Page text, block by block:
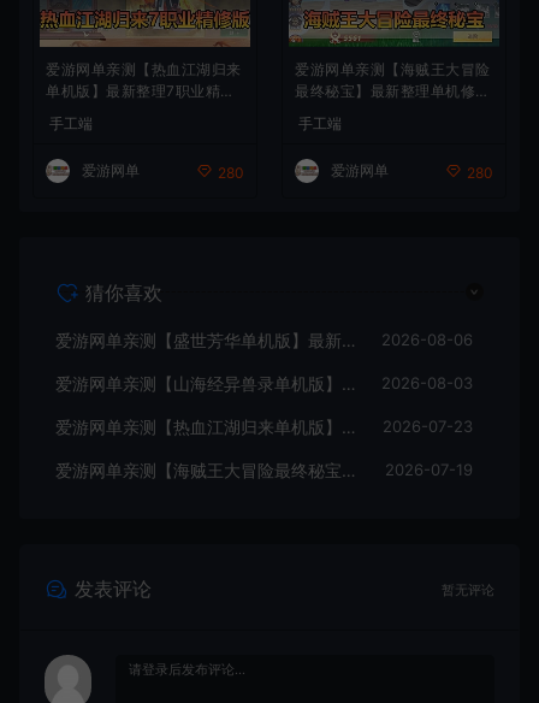
爱游网单亲测【热血江湖归来
单机版】最新整理7职业精修
多项修复 带网页GM物品后台
代金券内购 虚拟机一键端视
频安装教学+手工端文本教学
手工端
爱游网单 280
爱游网单亲测【海贼王大冒险
最终秘宝】最新整理单机修复
版 带网页GM充值物品后台
回合制抽卡模拟器手游 虚拟
机一键端视频教学+手工端文
本教学
手工端
爱游网单 280
猜你喜欢
爱游网单亲测【盛世芳华单机版】最新整理宫斗养成回合抽卡多区跨服代金券内购虚拟机一键端视频教学+linux手工外网端文本教学 2026-08-06
爱游网单亲测【山海经异兽录单机版】最新整理11赛季代金券内购版 带GM物品充值后台 模拟器手游 解压一键端 视频安装教学+手工端文本教学 2026-08-03
爱游网单亲测【热血江湖归来单机版】最新整理7职业精修多项修复 带网页GM物品后台 代金券内购 虚拟机一键端视频安装教学+手工端文本教学 2026-07-23
爱游网单亲测【海贼王大冒险最终秘宝】最新整理单机修复版 带网页GM充值物品后台 回合制抽卡模拟器手游 虚拟机一键端视频教学+手工端文本教学 2026-07-19
发表评论 暂无评论